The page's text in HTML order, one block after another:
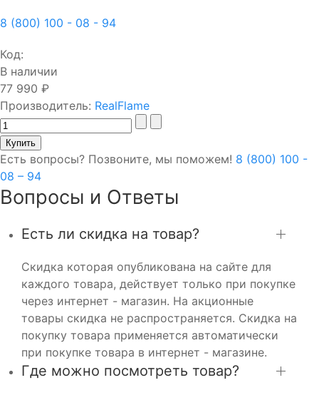
8 (800) 100 - 08 - 94
Код:
В наличии
77 990 ₽
Производитель: RealFlame
Есть вопросы? Позвоните, мы поможем! 8 (800) 100 -
08 – 94
Вопросы и Ответы
Есть ли скидка на товар?
Скидка которая опубликована на сайте для
каждого товара, действует только при покупке
через интернет - магазин. На акционные
товары скидка не распространяется. Скидка на
покупку товара применяется автоматически
при покупке товара в интернет - магазине.
Где можно посмотреть товар?